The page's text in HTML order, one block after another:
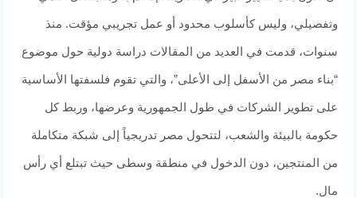
وتفصيلي، وليس كأسلوب محدود أو عمل تجريبي مؤقت. منذ
سنوات، قدمت في العديد من المقالات دراسة دولية حول موضوع
“بناء مصر من الأسفل إلى الأعلى”، والتي تقوم فلسفتها الأساسية
على تطوير الشركات في طول الجمهورية وعرضها، وربط كل
حكومة بالبيئة والشعب، لتتحول مصر تدريجياً إلى شبكة متكاملة
من المنتجين، دون الدخول في منطقة وسطى حيث تبتلع أي رأس
مال.